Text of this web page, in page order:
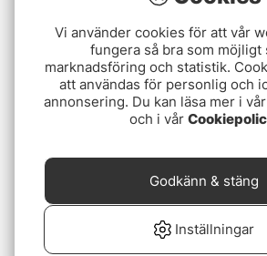
Vi använder cookies för att vår
fungera så bra som möjligt
marknadsföring och statistik.
att användas för personlig och
annonsering. Du kan läsa mer i vår
och i vår
Inställningar
Godkänn & stäng